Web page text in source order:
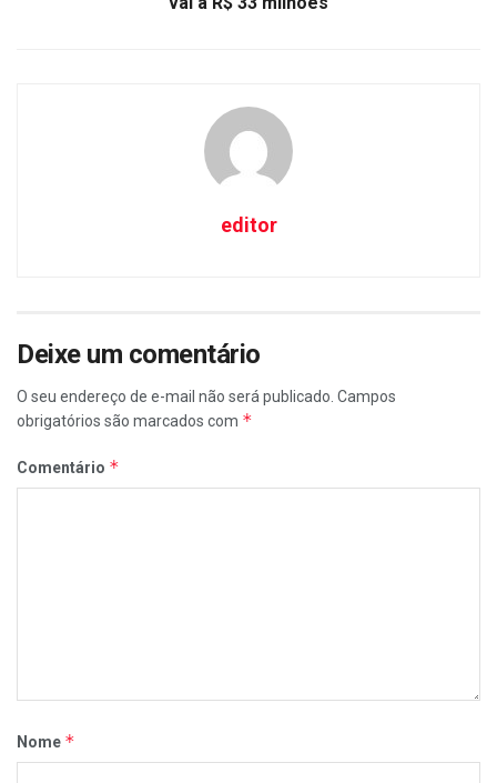
editor
Deixe um comentário
O seu endereço de e-mail não será publicado. Campos
obrigatórios são marcados com *
Comentário *
Nome *